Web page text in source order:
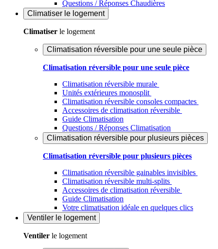
Questions / Réponses Chaudières
Climatiser le logement
Climatiser le logement
Climatisation réversible pour une seule pièce
Climatisation réversible pour une seule pièce
Climatisation réversible murale
Unités extérieures monosplit
Climatisation réversible consoles compactes
Accessoires de climatisation réversible
Guide Climatisation
Questions / Réponses Climatisation
Climatisation réversible pour plusieurs pièces
Climatisation réversible pour plusieurs pièces
Climatisation réversible gainables invisibles
Climatisation réversible multi-splits
Accessoires de climatisation réversible
Guide Climatisation
Votre climatisation idéale en quelques clics
Ventiler le logement
Ventiler le logement